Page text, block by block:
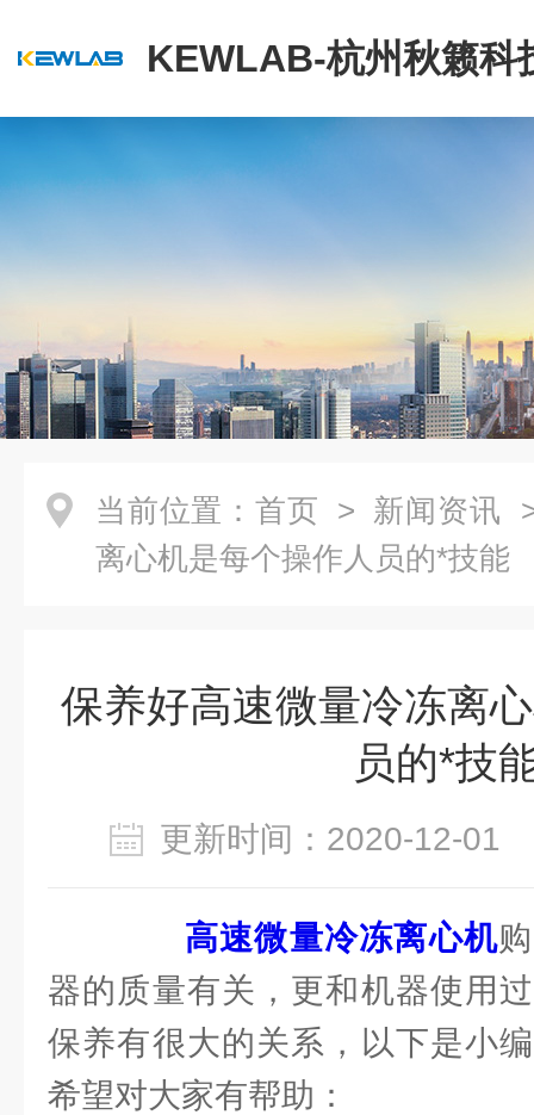
KEWLAB-杭州秋籁科
公司
当前位置： 首页 > 新闻资讯
离心机是每个操作人员的*技能
保养好高速微量冷冻离
员的*技
更新时间：2020-12-
高速微量冷冻离心机
器的质量有关，更和机器使用
保养有很大的关系，以下是小
希望对大家有帮助：